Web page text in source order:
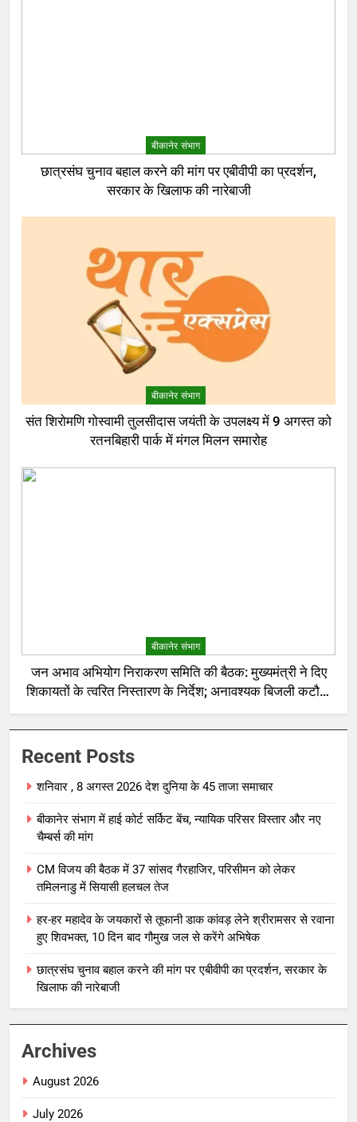
बीकानेर संभाग
छात्रसंघ चुनाव बहाल करने की मांग पर एबीवीपी का प्रदर्शन,
सरकार के खिलाफ की नारेबाजी
बीकानेर संभाग
संत शिरोमणि गोस्वामी तुलसीदास जयंती के उपलक्ष्य में 9 अगस्त को
रतनबिहारी पार्क में मंगल मिलन समारोह
बीकानेर संभाग
जन अभाव अभियोग निराकरण समिति की बैठक: मुख्यमंत्री ने दिए
शिकायतों के त्वरित निस्तारण के निर्देश; अनावश्यक बिजली कटौती
पर सख्त रुख
Recent Posts
शनिवार , 8 अगस्त 2026 देश दुनिया के 45 ताजा समाचार
बीकानेर संभाग में हाई कोर्ट सर्किट बेंच, न्यायिक परिसर विस्तार और नए
चैम्बर्स की मांग
CM विजय की बैठक में 37 सांसद गैरहाजिर, परिसीमन को लेकर
तमिलनाडु में सियासी हलचल तेज
हर-हर महादेव के जयकारों से तूफानी डाक कांवड़ लेने श्रीरामसर से रवाना
हुए शिवभक्त, 10 दिन बाद गौमुख जल से करेंगे अभिषेक
छात्रसंघ चुनाव बहाल करने की मांग पर एबीवीपी का प्रदर्शन, सरकार के
खिलाफ की नारेबाजी
Archives
August 2026
July 2026